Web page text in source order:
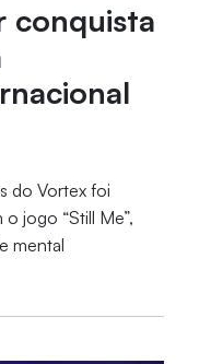
conquista
do Vortex foi
jogo “Still Me”,
mental